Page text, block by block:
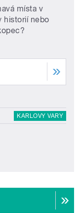
místa v
historií nebo
KARLOVY VARY